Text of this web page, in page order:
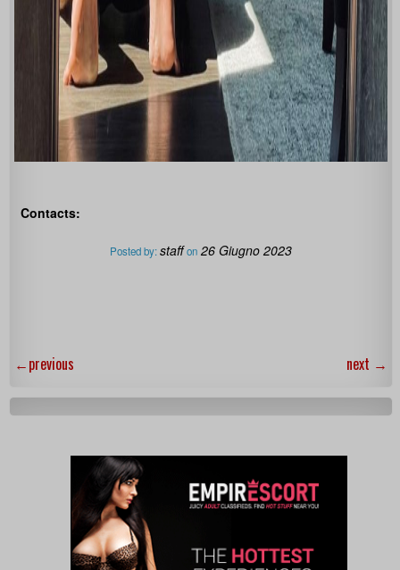
Contacts:
Posted by:staff on 26 Giugno 2023
←previous next →